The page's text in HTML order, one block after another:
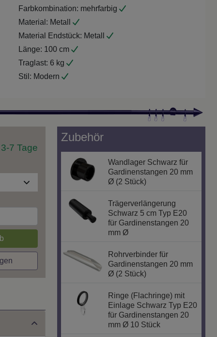
Farbkombination: mehrfarbig
Material: Metall
Material Endstück: Metall
Länge: 100 cm
Traglast: 6 kg
Stil: Modern
7 Tage
Zubehör
Wandlager Schwarz für
Gardinenstangen 20 mm
Ø (2 Stück)
Trägerverlängerung
Schwarz 5 cm Typ E20
für Gardinenstangen 20
mm Ø
Rohrverbinder für
Gardinenstangen 20 mm
Ø (2 Stück)
Ringe (Flachringe) mit
Einlage Schwarz Typ E20
für Gardinenstangen 20
mm Ø 10 Stück